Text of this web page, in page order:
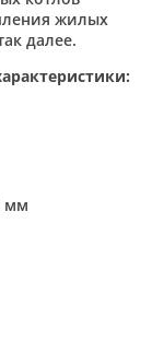
жилых
далее.
мм